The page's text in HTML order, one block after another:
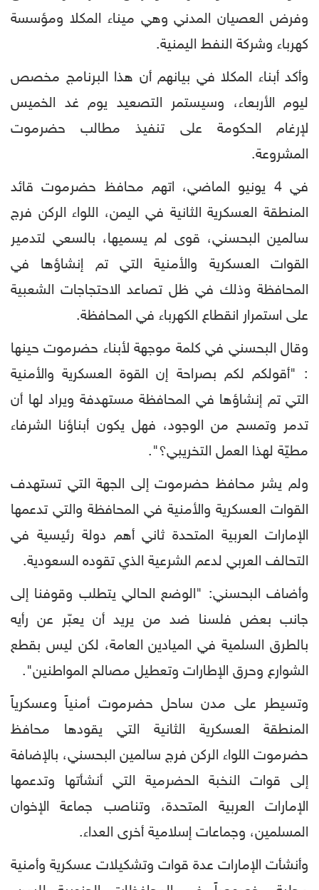
وفرض العصيان المدني وهي ميناء المكلا ومؤسسة
كهرباء وشركة النفط اليمنية.
وأكد أبناء المكلا في بيانهم أن هذا البرنامج مخصص
ليوم الأربعاء، وسيستمر التصعيد يوم غد الخميس
لإرغام الحكومة على تنفيذ مطالب حضرموت
المشروعة.
في 4 يونيو الماضي، اتهم محافظ حضرموت قائد
المنطقة العسكرية الثانية في اليمن، اللواء الركن فرج
سالمين البحسني، قوى لم يسميها، بالسعي لتدمير
القوات العسكرية والأمنية التي تم إنشاؤها في
المحافظة وذلك في ظل تصاعد الاحتجاجات الشعبية
على استمرار انقطاع الكهرباء في المحافظة.
وقال البحسني في كلمة موجهة لأبناء حضرموت حينها
: "أقولكم لكم بصراحة إن القوة العسكرية والأمنية
التي تم إنشاؤها في المحافظة مستهدفة ويراد لها أن
تدمر وتمسح من الوجود، فهل يكون أبناؤنا الشرفاء
مطيّة لهذا العمل التخريبي؟".
ولم يشر محافظ حضرموت إلى الجهة التي تستهدف
القوات العسكرية والأمنية في المحافظة والتي تدعمها
الإمارات العربية المتحدة ثاني أهم دولة رئيسية في
التحالف العربي لدعم الشرعية الذي تقوده السعودية.
وأضاف البحسني: "الوضع الحالي يتطلب وقوفنا إلى
جانب بعض فلسنا ضد من يريد أن يعبّر عن رأيه
بالطرق السلمية في الميادين العامة، لكن ليس بقطع
الشوارع وحرق الإطارات وتعطيل مصالح المواطنين".
وتسيطر على مدن ساحل حضرموت أمنياً وعسكرياً
المنطقة العسكرية الثانية التي يقودها محافظ
حضرموت اللواء الركن فرج سالمين البحسني، بالإضافة
إلى قوات النخبة الحضرمية التي أنشأتها وتدعمها
الإمارات العربية المتحدة، وتناصب جماعة الإخوان
المسلمين، وجماعات إسلامية أخرى العداء.
وأنشأت الإمارات عدة قوات وتشكيلات عسكرية وأمنية